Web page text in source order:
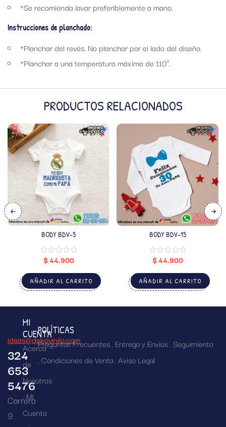
*Se recomienda lavar preferiblemente a mano.
Instrucciones de planchado:
*Planchar del revés. No planchar por el lado del diseño.
*Planchar a una temperatura máxima de 110º.
PRODUCTOS RELACIONADOS
BODY BDV-5
$44.900
AÑADIR AL CARRITO
BODY BDV-15
$44.900
AÑADIR AL CARRITO
ideas@dekovinilo.com
324
653
5476
Carrera
9
MI
CUENTA
Acerca
de
Nosotros
Mi
Cuenta
POLÍTICAS
Preguntas Frecuentes Entrega y Envíos Seguimiento
Condiciones de Venta Aviso Legal